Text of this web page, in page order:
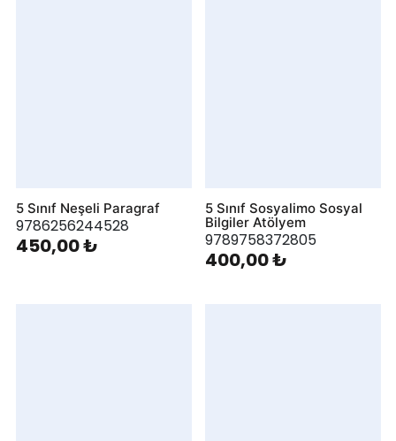
5 Sınıf Neşeli Paragraf
9786256244528
450,00 ₺
5 Sınıf Sosyalimo Sosyal
Bilgiler Atölyem
9789758372805
400,00 ₺